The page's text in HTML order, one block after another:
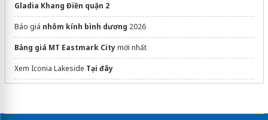
Gladia Khang Điền quận 2
Báo giá nhôm kính bình dương 2026
Bảng giá MT Eastmark Citymới nhất
Xem Iconia Lakeside Tại đây